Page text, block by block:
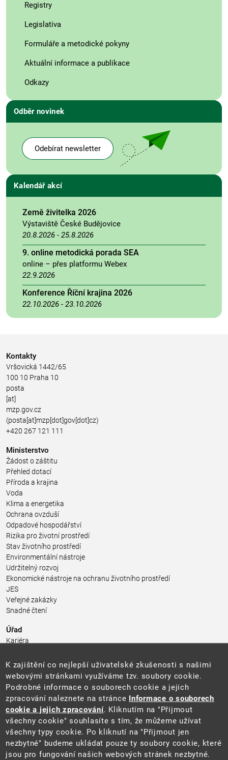
Registry
Legislativa
Formuláře a metodické pokyny
Aktuální informace a publikace
Odkazy
Odběr novinek
Odebírat newsletter
Kalendář akcí
Země živitelka 2026
Výstaviště České Budějovice
20.8.2026 - 25.8.2026
9. online metodická porada SEA
online – přes platformu Webex
22.9.2026
Konference Říční krajina 2026
22.10.2026 - 23.10.2026
Kontakty
Vršovická 1442/65
100 10 Praha 10
posta
[at]
mzp.gov.cz
(posta[at]mzp[dot]gov[dot]cz)
+420 267 121 111
Ministerstvo
Žádost o záštitu
Přehled dotací
Příroda a krajina
Voda
Klima a energetika
Ochrana ovzduší
Odpadové hospodářství
Rizika pro životní prostředí
Stav životního prostředí
Environmentální nástroje
Udržitelný rozvoj
Ekonomické nástroje na ochranu životního prostředí
JES
Veřejné zakázky
Snadné čtení
Úřad
Kariéra
Pro média a veřejnost
Povinně zveřejňované informace
Kontakty
Přistupnost budovy úřadu MŽP
(PDF, 204 kB)
Web
Aktuality
Ochrana osobních údajů
Prohlášení o přístupnosti
Zásady používání cookies
K zajištění co nejlepší uživatelské zkušenosti s našimi
webovými stránkami využíváme tzv. soubory cookie.
Podrobné informace o souborech cookie a jejich
zpracování naleznete na stránce Informace o souborech
cookie a jejich zpracování. Kliknutím na "Přijmout
všechny cookie" souhlasíte s tím, že můžeme užívat
všechny typy cookie. Po kliknutí na "Přijmout jen
nezbytné" budeme ukládat pouze ty soubory cookie, které
jsou pro fungování našich webových stránek nezbytné.